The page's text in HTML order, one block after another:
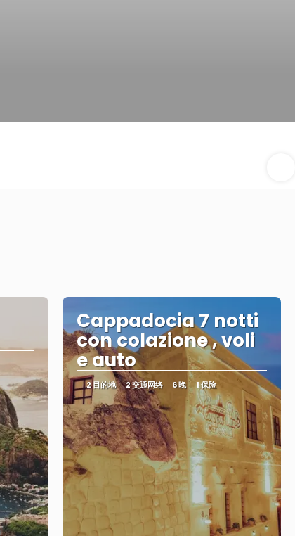
Cappadocia 7 notti
con colazione , voli
e auto
2 目的地 2 交通网络 6 晚 1 保险